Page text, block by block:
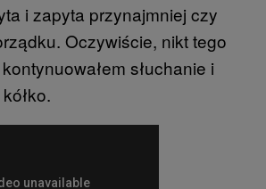
i zapyta przynajmniej czy
Oczywiście, nikt tego
słuchanie i